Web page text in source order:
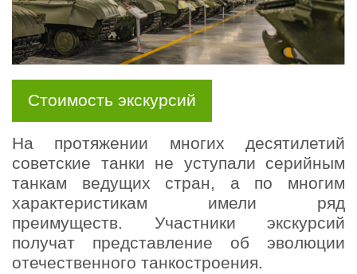
Стоимость экскурсий
На протяжении многих десятилетий
советские танки не уступали серийным
танкам ведущих стран, а по многим
характеристикам имели ряд
преимуществ. Участники экскурсий
получат представление об эволюции
отечественного танкостроения.